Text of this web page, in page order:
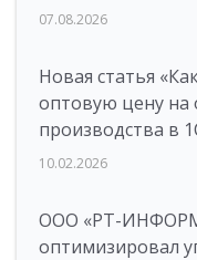
07.08.2026
Новая статья
оптовую цену на
производства в
10.02.2026
ООО «РТ-
оптимизировал